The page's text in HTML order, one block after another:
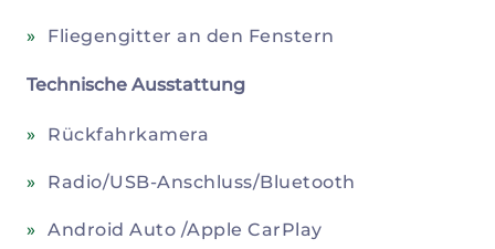
Fliegengitter an den Fenstern
Technische Ausstattung
Rückfahrkamera
Radio/USB-Anschluss/Bluetooth
Android Auto /Apple CarPlay